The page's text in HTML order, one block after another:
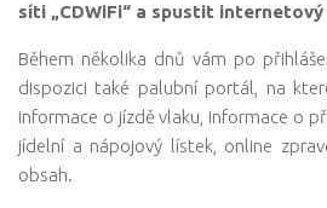
síti „CDWiFi“ a spustit
Během několika dnů vám po
dispozici také palubní portál, na
informace o jízdě vlaku, informace o
jídelní a nápojový lístek, online
obsah.